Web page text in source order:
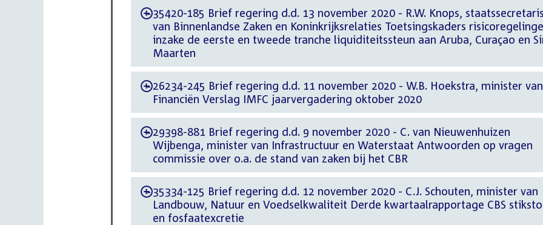
-35420-185 Brief regering d.d. 13 november 2020 - R.W. Knops, staatssecretaris
van Binnenlandse Zaken en Koninkrijksrelaties Toetsingskaders
inzake de eerste en tweede tranche liquiditeitssteun aan Aruba, Curaçao en
Maarten
-26234-245 Brief regering d.d. 11 november 2020 - W.B. Hoekstra, minister van
Financiën Verslag IMFC jaarvergadering oktober 2020
-29398-881 Brief regering d.d. 9 november 2020 - C. van Nieuwenhuizen
Wijbenga, minister van Infrastructuur en Waterstaat Antwoorden op vragen
commissie over o.a. de stand van zaken bij het CBR
-35334-125 Brief regering d.d. 12 november 2020 - C.J. Schouten, minister van
Landbouw, Natuur en Voedselkwaliteit Derde kwartaalrapportage CBS
en fosfaatexcretie